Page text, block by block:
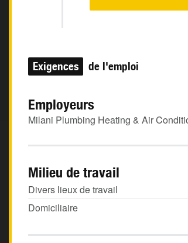
Exigences de l'emploi
Employeurs
Milani Plumbing Heating & Air
Milieu de travail
Divers lieux de travail
Domiciliaire